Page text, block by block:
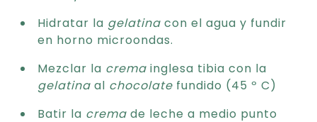
Hidratar la gelatina con el agua y fundir
en horno microondas.
Mezclar la crema inglesa tibia con la
gelatina al chocolate fundido (45 º C)
Batir la crema de leche a medio punto